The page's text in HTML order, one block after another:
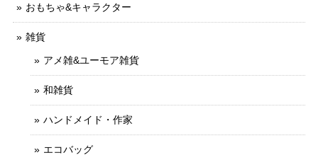
おもちゃ&キャラクター
雑貨
アメ雑&ユーモア雑貨
和雑貨
ハンドメイド・作家
エコバッグ